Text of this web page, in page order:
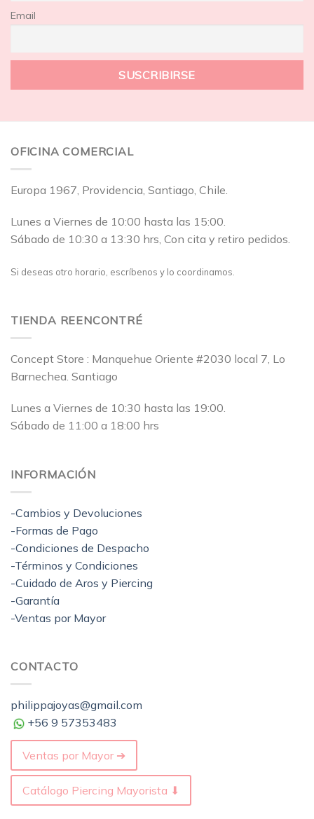
Email
OFICINA COMERCIAL
Europa 1967, Providencia, Santiago, Chile.
Lunes a Viernes de 10:00 hasta las 15:00.
Sábado de 10:30 a 13:30 hrs, Con cita y retiro pedidos.
Si deseas otro horario, escríbenos y lo coordinamos.
TIENDA REENCONTRÉ
Concept Store : Manquehue Oriente #2030 local 7, Lo
Barnechea. Santiago
Lunes a Viernes de 10:30 hasta las 19:00.
Sábado de 11:00 a 18:00 hrs
INFORMACIÓN
-Cambios y Devoluciones
-Formas de Pago
-Condiciones de Despacho
-Términos y Condiciones
-Cuidado de Aros y Piercing
-Garantía
-Ventas por Mayor
CONTACTO
philippajoyas@gmail.com
+56 9 57353483
Ventas por Mayor ➔
Catálogo Piercing Mayorista ⬇